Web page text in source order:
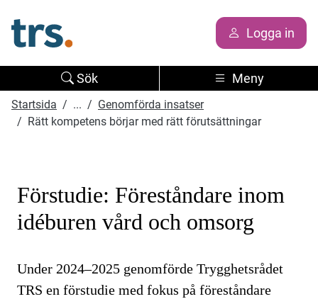
Logga in
Sök Meny
Startsida ...
Genomförda insatser
Rätt kompetens börjar med rätt förutsättningar
Förstudie: Föreståndare inom
idéburen vård och omsorg
Under 2024–2025 genomförde Trygghetsrådet
TRS en förstudie med fokus på föreståndare